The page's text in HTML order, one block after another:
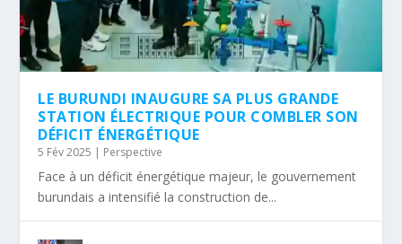
LE BURUNDI INAUGURE SA PLUS GRANDE
STATION ÉLECTRIQUE POUR COMBLER SON
DÉFICIT ÉNERGÉTIQUE
5 Fév 2025 | Perspective
Face à un déficit énergétique majeur, le gouvernement
burundais a intensifié la construction de...